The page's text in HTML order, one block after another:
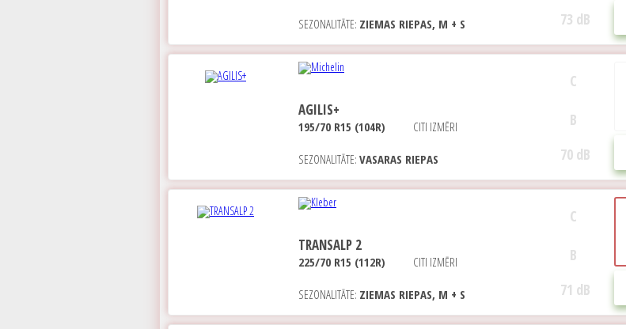
73 dB
SEZONALITĀTE: ZIEMAS RIEPAS, M + S
C
B
70 dB
AGILIS+
195/70 R15 (104R) CITI IZMĒRI
SEZONALITĀTE: VASARAS RIEPAS
C
B
71 dB
TRANSALP 2
225/70 R15 (112R) CITI IZMĒRI
SEZONALITĀTE: ZIEMAS RIEPAS, M + S